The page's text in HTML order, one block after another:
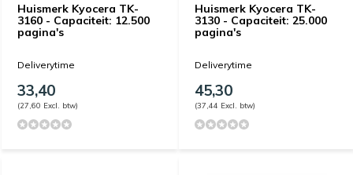
Huismerk Kyocera TK-
3160 - Capaciteit: 12.500
pagina's
Deliverytime
33,40
(27,60 Excl. btw)
Huismerk Kyocera TK-
3130 - Capaciteit: 25.000
pagina's
Deliverytime
45,30
(37,44 Excl. btw)